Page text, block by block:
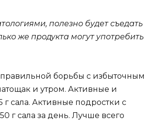
полезно будет съедать
же продукта могут употребить
правильной борьбы с избыточным
и утром. Активные и
сала. Активные подростки с
г сала за день. Лучше всего